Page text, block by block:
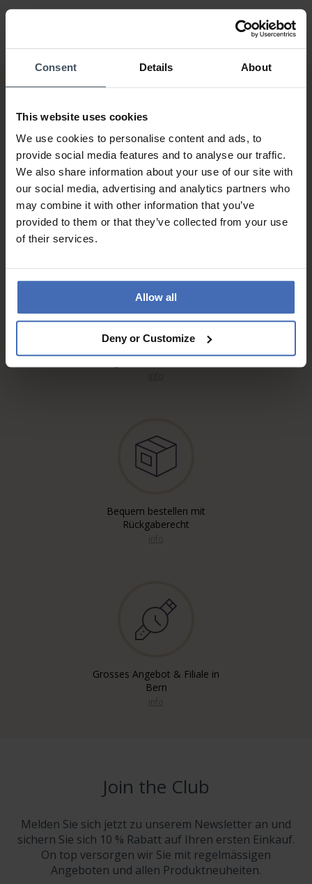
Consent Details About
This website uses cookies
We use cookies to personalise content and ads, to
provide social media features and to analyse our traffic.
We also share information about your use of our site with
our social media, advertising and analytics partners who
may combine it with other information that you’ve
provided to them or that they’ve collected from your use
of their services.
Allow all
Deny or Customize
Rechnung & Ratenzahlung bis
5'000.-
info
Kostenloser* Versand,
eingeschrieben & A-Post
Bequem bestellen mit
Rückgaberecht
Grosses Angebot & Filiale in
Bern
Join the Club
Melden Sie sich jetzt zu unserem Newsletter an und
sichern Sie sich 10 % Rabatt auf Ihren ersten Einkauf.
On top versorgen wir Sie mit regelmässigen
Angeboten und allen Produktneuheiten.